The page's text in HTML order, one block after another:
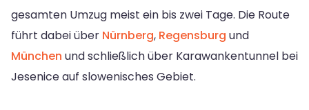
gesamten Umzug meist ein bis zwei Tage. Die Route
führt dabei über Nürnberg, Regensburg und
München und schließlich über Karawankentunnel bei
Jesenice auf slowenisches Gebiet.